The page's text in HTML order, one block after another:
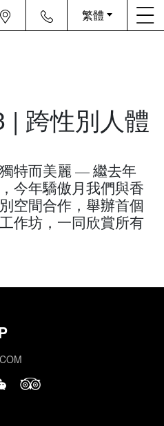
繁體
| 跨性別人體
特而美麗 — 繼去年
今年驕傲月我們與香
空間合作，舉辦首個
作坊，一同欣賞所有